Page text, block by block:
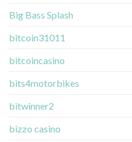
Big Bass Splash
bitcoin31011
bitcoincasino
bits4motorbikes
bitwinner2
bizzo casino